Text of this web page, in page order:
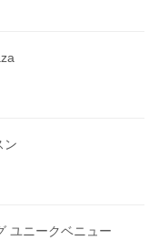
ン
ユニークベニュー